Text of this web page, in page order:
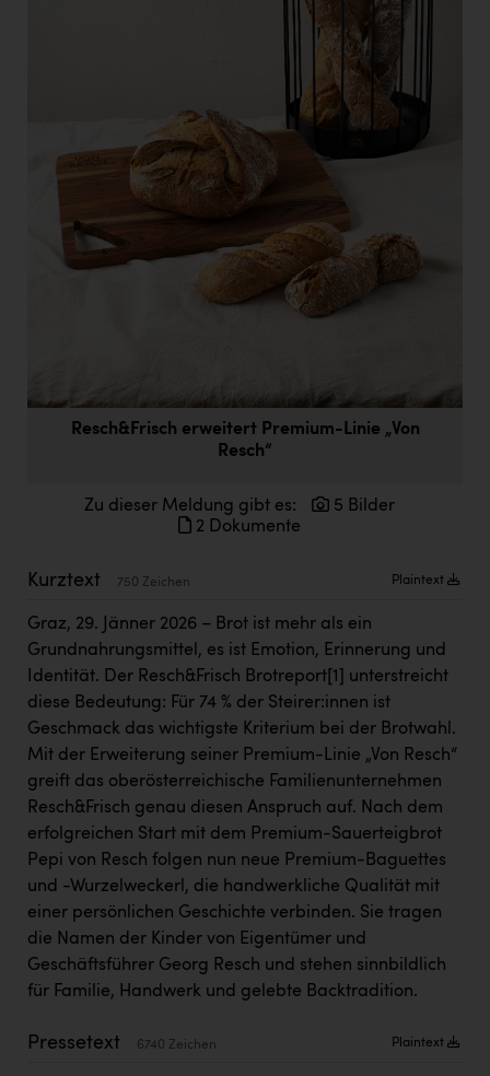
Fristads Austria
HIG Infomotion Group
IFE Austria GmbH
KEBA
KIWI Kinderwunsch Institut Dr. Loimer
KLIPP Frisör
Kleider Bauer
Kremsmüller Anlagenbau GmbH
Maximarkt
Oldtimer Raststationen und Motorhotels
Österreichischer Kachelofenverband
Orlen
Passage Linz
PEZ
Resch&Frisch erweitert Premium-Linie „Von
Resch“
Zu dieser Meldung gibt es:
5 Bilder
2 Dokumente
Kurztext 750 Zeichen Plaintext
Graz, 29. Jänner 2026 – Brot ist mehr als ein
Grundnahrungsmittel, es ist Emotion, Erinnerung und
Identität. Der Resch&Frisch Brotreport [1]
unterstreicht
diese Bedeutung: Für 74 % der Steirer:innen ist
Geschmack das wichtigste Kriterium bei der Brotwahl.
Mit der Erweiterung seiner Premium-Linie „Von Resch“
greift das oberösterreichische Familienunternehmen
Resch&Frisch genau diesen Anspruch auf. Nach dem
erfolgreichen Start mit dem Premium-Sauerteigbrot
Pepi von Resch folgen nun neue Premium-Baguettes
und -Wurzelweckerl, die handwerkliche Qualität mit
einer persönlichen Geschichte verbinden. Sie tragen
die Namen der Kinder von Eigentümer und
Geschäftsführer Georg Resch und stehen sinnbildlich
für Familie, Handwerk und gelebte Backtradition.
Pressetext 6740 Zeichen Plaintext